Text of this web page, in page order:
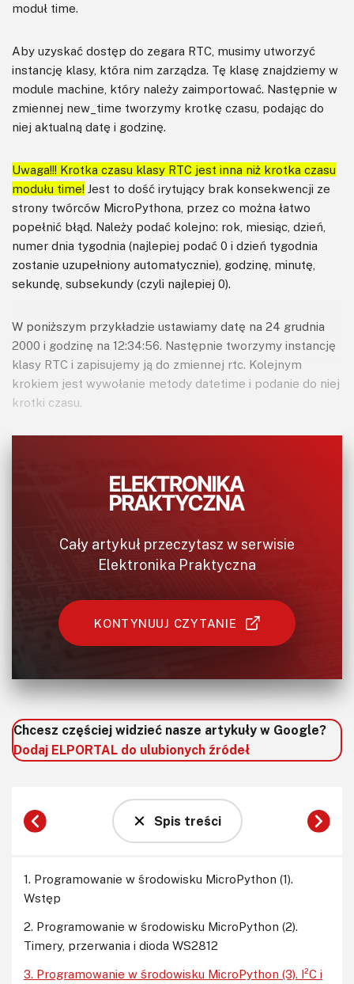
moduł time.
Aby uzyskać dostęp do zegara RTC, musimy utworzyć
instancję klasy, która nim zarządza. Tę klasę znajdziemy w
module machine, który należy zaimportować. Następnie w
zmiennej new_time tworzymy krotkę czasu, podając do
niej aktualną datę i godzinę.
Uwaga!!! Krotka czasu klasy RTC jest inna niż krotka czasu
modułu time! Jest to dość irytujący brak konsekwencji ze
strony twórców MicroPythona, przez co można łatwo
popełnić błąd. Należy podać kolejno: rok, miesiąc, dzień,
numer dnia tygodnia (najlepiej podać 0 i dzień tygodnia
zostanie uzupełniony automatycznie), godzinę, minutę,
sekundę, subsekundy (czyli najlepiej 0).
W poniższym przykładzie ustawiamy datę na 24 grudnia
2000 i godzinę na 12:34:56. Następnie tworzymy instancję
klasy RTC i zapisujemy ją do zmiennej rtc. Kolejnym
krokiem jest wywołanie metody datetime i podanie do niej
krotki czasu.
Cały artykuł przeczytasz w serwisie
Elektronika Praktyczna
KONTYNUUJ CZYTANIE
Chcesz częściej widzieć nasze artykuły w Google?
Dodaj ELPORTAL do ulubionych źródeł
Spis treści
1. Programowanie w środowisku MicroPython (1).
Wstęp
2. Programowanie w środowisku MicroPython (2).
Timery, przerwania i dioda WS2812
3. Programowanie w środowisku MicroPython (3). I²C i